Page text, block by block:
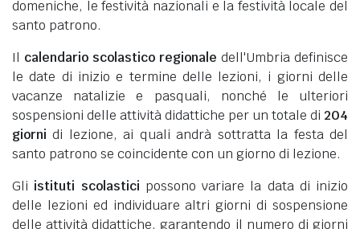
domeniche, le festività nazionali e la festività locale del
santo patrono.
Il calendario scolastico regionale dell'Umbria definisce
le date di inizio e termine delle lezioni, i giorni delle
vacanze natalizie e pasquali, nonché le ulteriori
sospensioni delle attività didattiche per un totale di 204
giorni di lezione, ai quali andrà sottratta la festa del
santo patrono se coincidente con un giorno di lezione.
Gli istituti scolastici possono variare la data di inizio
delle lezioni ed individuare altri giorni di sospensione
delle attività didattiche, garantendo il numero di giorni